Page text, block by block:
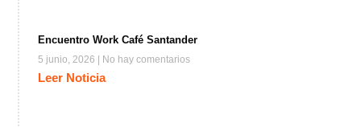
Encuentro Work Café Santander
5 junio, 2026 No hay comentarios
Leer Noticia